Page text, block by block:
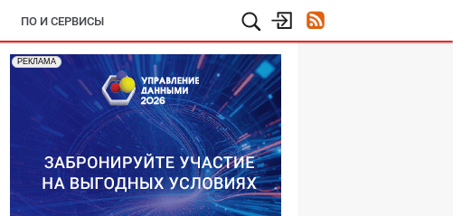
ПО И СЕРВИСЫ
РЕКЛАМА